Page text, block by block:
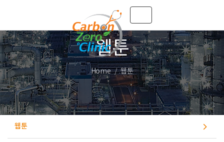
Toggle navigation
웹툰
Home 웹툰
웹툰